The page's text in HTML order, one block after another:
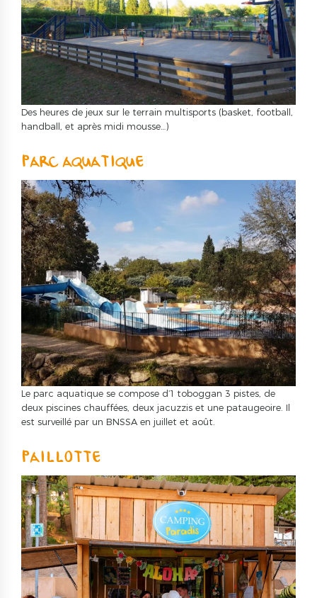
Des heures de jeux sur le terrain multisports (basket, football,
handball, et après midi mousse…)
PARC AQUATIQUE
Le parc aquatique se compose d’1 toboggan 3 pistes, de
deux piscines chauffées, deux jacuzzis et une pataugeoire. Il
est surveillé par un BNSSA en juillet et août.
PAILLOTTE